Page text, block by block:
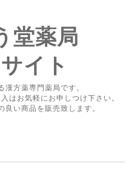
堂薬局
イト
漢方薬専門薬局です。
はお気軽にお申しつけ下さい。
い商品を販売致します。